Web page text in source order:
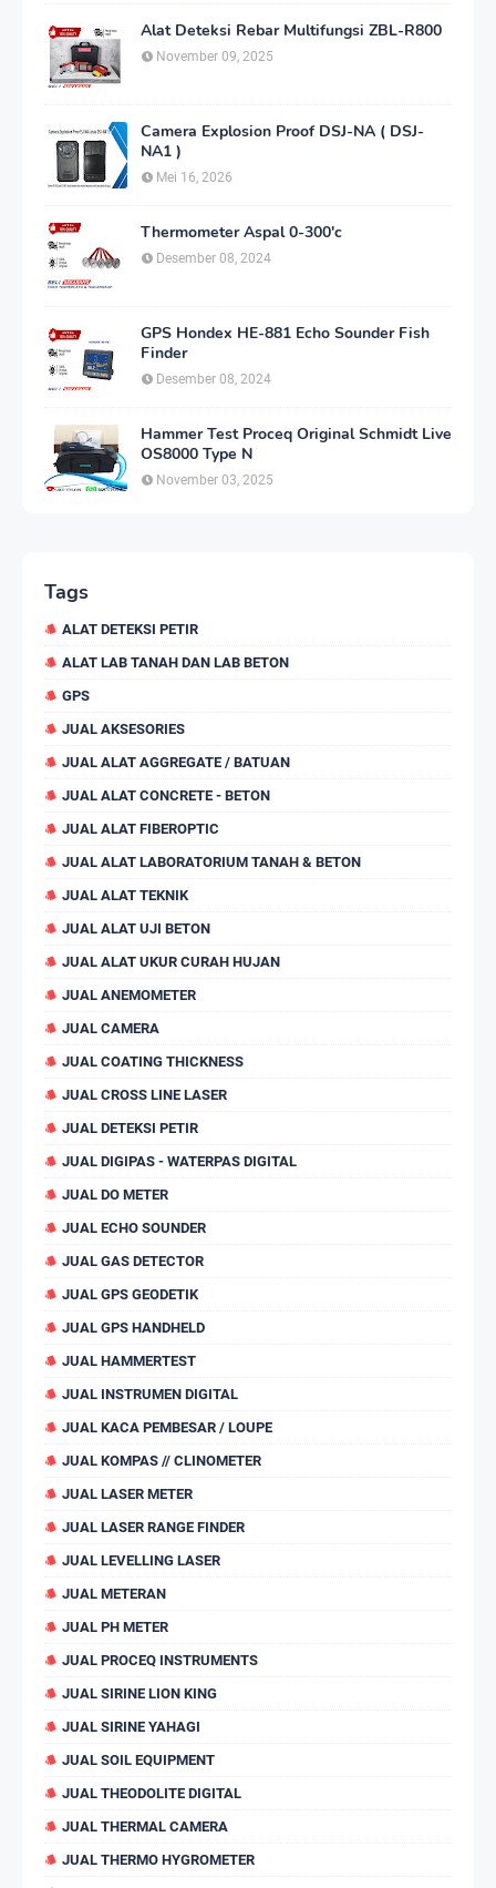
Alat Deteksi Rebar Multifungsi ZBL-R800
November 09, 2025
Camera Explosion Proof DSJ-NA ( DSJ-
NA1 )
Mei 16, 2026
Thermometer Aspal 0-300'c
Desember 08, 2024
GPS Hondex HE-881 Echo Sounder Fish
Finder
Desember 08, 2024
Hammer Test Proceq Original Schmidt Live
OS8000 Type N
November 03, 2025
Tags
ALAT DETEKSI PETIR
ALAT LAB TANAH DAN LAB BETON
GPS
JUAL AKSESORIES
JUAL ALAT AGGREGATE / BATUAN
JUAL ALAT CONCRETE - BETON
JUAL ALAT FIBEROPTIC
JUAL ALAT LABORATORIUM TANAH & BETON
JUAL ALAT TEKNIK
JUAL ALAT UJI BETON
JUAL ALAT UKUR CURAH HUJAN
JUAL ANEMOMETER
JUAL CAMERA
JUAL COATING THICKNESS
JUAL CROSS LINE LASER
JUAL DETEKSI PETIR
JUAL DIGIPAS - WATERPAS DIGITAL
JUAL DO METER
JUAL ECHO SOUNDER
JUAL GAS DETECTOR
JUAL GPS GEODETIK
JUAL GPS HANDHELD
JUAL HAMMERTEST
JUAL INSTRUMEN DIGITAL
JUAL KACA PEMBESAR / LOUPE
JUAL KOMPAS // CLINOMETER
JUAL LASER METER
JUAL LASER RANGE FINDER
JUAL LEVELLING LASER
JUAL METERAN
JUAL PH METER
JUAL PROCEQ INSTRUMENTS
JUAL SIRINE LION KING
JUAL SIRINE YAHAGI
JUAL SOIL EQUIPMENT
JUAL THEODOLITE DIGITAL
JUAL THERMAL CAMERA
JUAL THERMO HYGROMETER